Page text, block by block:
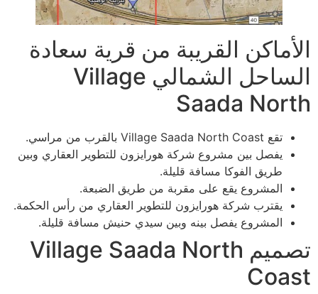
الأماكن القريبة من قرية سعادة
الساحل الشمالي Village
Saada North
تقع Village Saada North Coast بالقرب من مراسي.
يفصل بين مشروع شركة هورايزون للتطوير العقاري وبين
طريق الفوكا مسافة قليلة.
المشروع يقع على مقربة من طريق الضبعة.
يقترب شركة هورايزون للتطوير العقاري من رأس الحكمة.
المشروع يفصل بينه وبين سيدي حنيش مسافة قليلة.
تصميم Village Saada North
Coast